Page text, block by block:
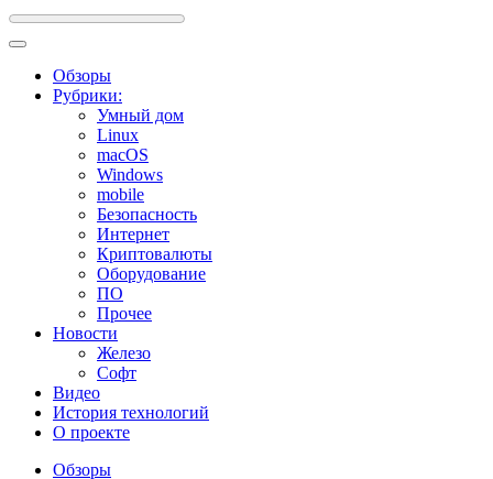
Обзоры
Рубрики:
Умный дом
Linux
macOS
Windows
mobile
Безопасность
Интернет
Криптовалюты
Оборудование
ПО
Прочее
Новости
Железо
Софт
Видео
История технологий
О проекте
Обзоры